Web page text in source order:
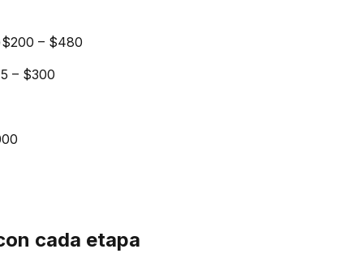
$200 – $480
– $300
cada etapa